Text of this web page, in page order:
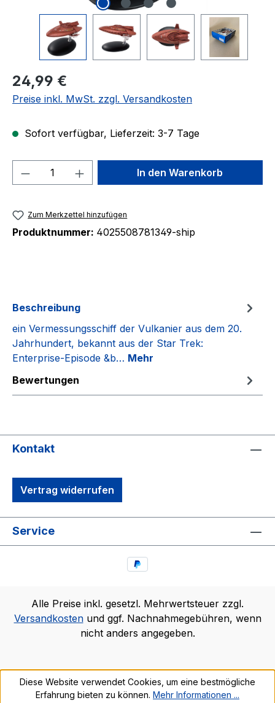
Regulärer Preis:
24,99 €
Preise inkl. MwSt. zzgl. Versandkosten
Sofort verfügbar, Lieferzeit: 3-7 Tage
Produkt Anzahl: Gib denIn den Warenkorb
Zum Merkzettel hinzufügen
Produktnummer: 4025508781349-ship
Beschreibung
ein Vermessungsschiff der Vulkanier aus dem 20.
Jahrhundert, bekannt aus der Star Trek:
Enterprise-Episode &b… Mehr
Bewertungen
Kontakt
Vertrag widerrufen
Service
Alle Preise inkl. gesetzl. Mehrwertsteuer zzgl.
Versandkostenund ggf. Nachnahmegebühren, wenn
nicht anders angegeben.
Diese Website verwendet Cookies, um eine bestmögliche
Erfahrung bieten zu können. Mehr Informationen ...